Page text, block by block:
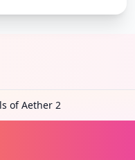
of Aether 2